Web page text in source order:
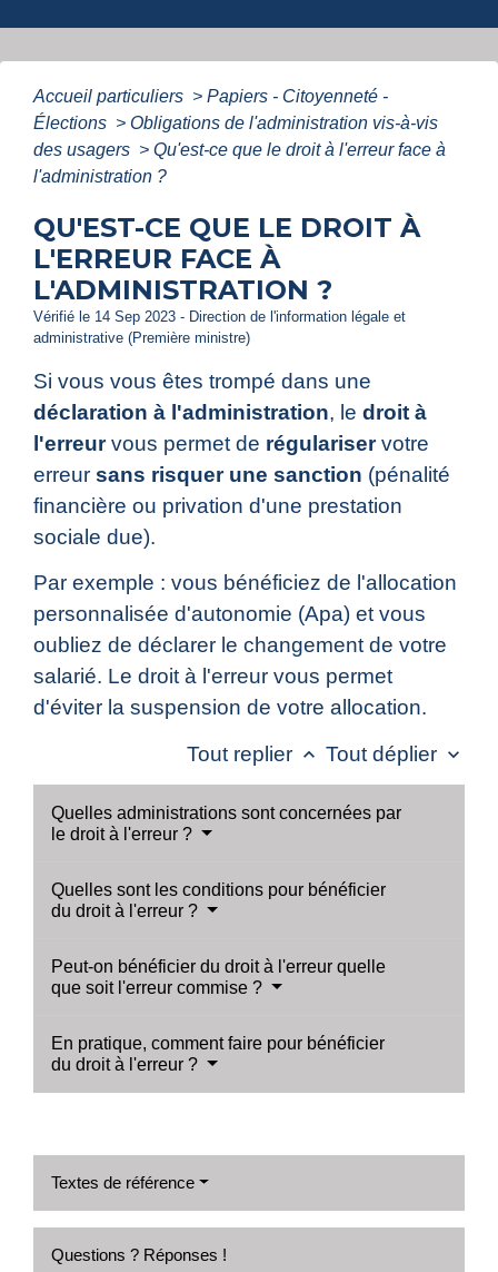
Accueil particuliers > Papiers - Citoyenneté -
Élections > Obligations de l'administration vis-à-vis
des usagers > Qu'est-ce que le droit à l'erreur face à
l'administration ?
QU'EST-CE QUE LE DROIT À
L'ERREUR FACE À
L'ADMINISTRATION ?
Vérifié le 14 Sep 2023 - Direction de l'information légale et
administrative (Première ministre)
Si vous vous êtes trompé dans une
déclaration à l'administration, le droit à
l'erreurvous permet de régulariservotre
erreur sans risquer une sanction (pénalité
financière ou privation d'une prestation
sociale due).
Par exemple : vous bénéficiez de l'allocation
personnalisée d'autonomie (Apa) et vous
oubliez de déclarer le changement de votre
salarié. Le droit à l'erreur vous permet
d'éviter la suspension de votre allocation.
Tout replier keyboard_arrow_up Tout déplier keyboard_arrow_down
Quelles administrations sont concernées par
le droit à l'erreur ?
Quelles sont les conditions pour bénéficier
du droit à l'erreur ?
Peut-on bénéficier du droit à l'erreur quelle
que soit l'erreur commise ?
En pratique, comment faire pour bénéficier
du droit à l'erreur ?
Textes de référence
Questions ? Réponses !